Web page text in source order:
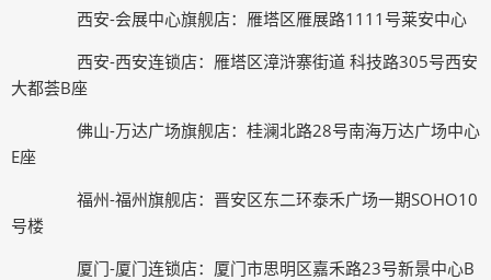
西安-会展中心旗舰店：雁塔区雁展路1111号莱安中心
西安-西安连锁店：雁塔区漳浒寨街道 科技路305号西安
大都荟B座
佛山-万达广场旗舰店：桂澜北路28号南海万达广场中心
E座
福州-福州旗舰店：晋安区东二环泰禾广场一期SOHO10
号楼
厦门-厦门连锁店：厦门市思明区嘉禾路23号新景中心B